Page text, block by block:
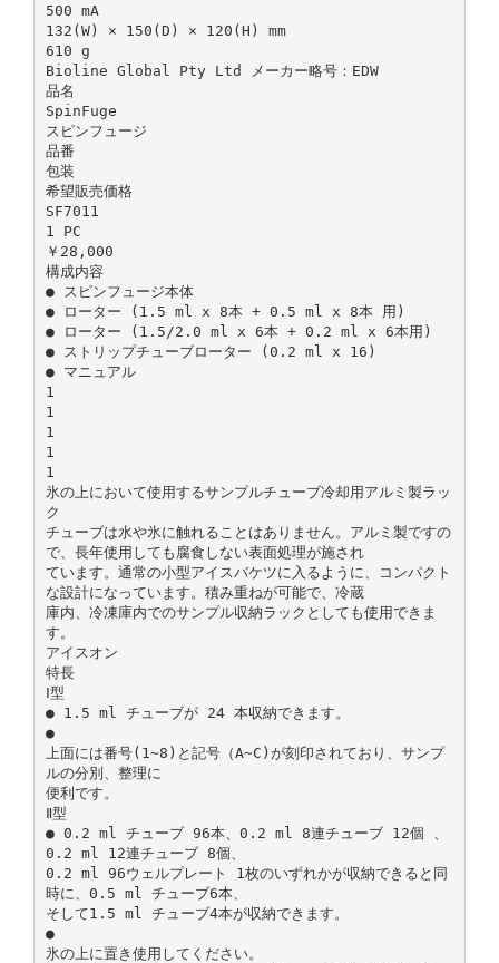
500 mA
132(W) × 150(D) × 120(H) mm
610 g
Bioline Global Pty Ltd メーカー略号：EDW
品名
SpinFuge
スピンフュージ
品番
包装
希望販売価格
SF7011
1 PC
￥28,000
構成内容
● スピンフュージ本体
● ローター (1.5 ml x 8本 + 0.5 ml x 8本 用)
● ローター (1.5/2.0 ml x 6本 + 0.2 ml x 6本用)
● ストリップチューブローター (0.2 ml x 16)
● マニュアル
1
1
1
1
1
氷の上において使用するサンプルチューブ冷却用アルミ製ラッ
ク
チューブは水や氷に触れることはありません。アルミ製ですの
で、長年使用しても腐食しない表面処理が施され
ています。通常の小型アイスバケツに入るように、コンパクト
な設計になっています。積み重ねが可能で、冷蔵
庫内、冷凍庫内でのサンプル収納ラックとしても使用できま
す。
アイスオン
特長
Ⅰ型
● 1.5 ml チューブが 24 本収納できます。
●
上面には番号(1∼8)と記号（A∼C)が刻印されており、サンプ
ルの分別、整理に
便利です。
Ⅱ型
● 0.2 ml チューブ 96本、0.2 ml 8連チューブ 12個 、
0.2 ml 12連チューブ 8個、
0.2 ml 96ウェルプレート 1枚のいずれかが収納できると同
時に、0.5 ml チューブ6本、
そして1.5 ml チューブ4本が収納できます。
●
氷の上に置き使用してください。